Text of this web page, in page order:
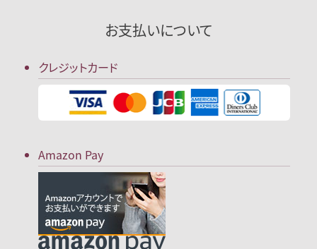
お支払いについて
クレジットカード
Amazon Pay